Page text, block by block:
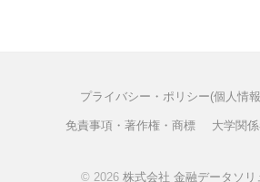
プライバシー・ポリシー(個人情
免責事項・著作権・商標 大学関
© 2026 株式会社 金融データソリ